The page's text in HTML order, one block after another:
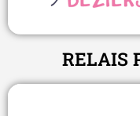
RELAIS